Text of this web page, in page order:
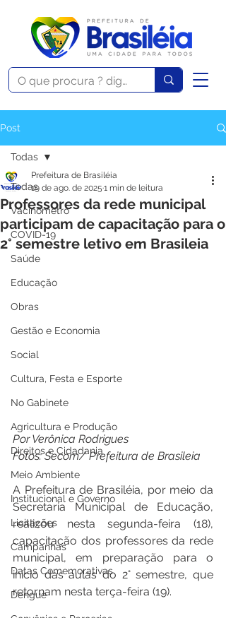
Post
Todas
Vacinômetro
COVID-19
Saúde
Educação
Obras
Gestão e Economia
Social
Cultura, Festa e Esporte
No Gabinete
Agricultura e Produção
Direitos e Cidadania
Meio Ambiente
Institucional e Governo
Licitações
Campanhas
Datas Comemorativas
Dengue
Todas
Professores da rede municipal
participam de capacitação para o
2° semestre letivo em Brasileia
Prefeitura de Brasiléia
19 de ago. de 2025 1 min de leitura
Por Verônica Rodrigues
Fotos: Secom/ Prefeitura de Brasileia
A Prefeitura de Brasiléia, por meio da
Secretaria Municipal de Educação,
realizou nesta segunda-feira (18),
capacitação dos professores da rede
municipal, em preparação para o
início das aulas do 2° semestre, que
retornam nesta terça-feira (19).